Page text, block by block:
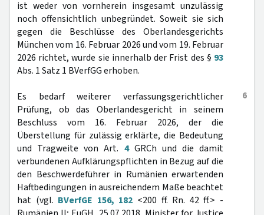
ist weder von vornherein insgesamt unzulässig
noch offensichtlich unbegründet. Soweit sie sich
gegen die Beschlüsse des Oberlandesgerichts
München vom 16. Februar 2026 und vom 19. Februar
2026 richtet, wurde sie innerhalb der Frist des § 93
Abs. 1 Satz 1 BVerfGG erhoben.
6
Es bedarf weiterer verfassungsgerichtlicher
Prüfung, ob das Oberlandesgericht in seinem
Beschluss vom 16. Februar 2026, der die
Überstellung für zulässig erklärte, die Bedeutung
und Tragweite von Art. 4GRCh und die damit
verbundenen Aufklärungspflichten in Bezug auf die
den Beschwerdeführer in Rumänien erwartenden
Haftbedingungen in ausreichendem Maße beachtet
hat (vgl. BVerfGE 156, 182 <200 ff. Rn. 42 ff.> -